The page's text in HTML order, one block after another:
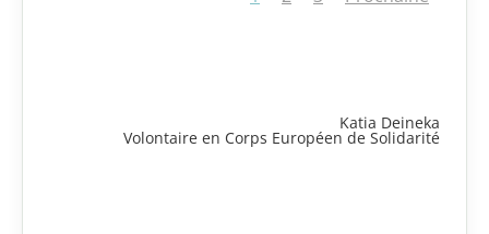
Katia Deineka
Volontaire en Corps Européen de Solidarité